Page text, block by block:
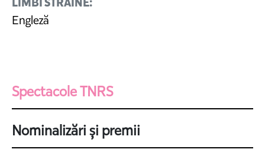
Engleză
Spectacole TNRS
Nominalizări și premii